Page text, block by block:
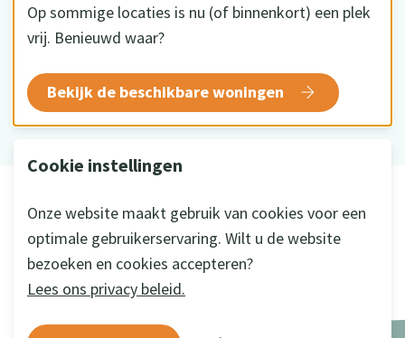
Op sommige locaties is nu (of binnenkort) een plek
vrij. Benieuwd waar?
Bekijk de beschikbare woningen
Cookie instellingen
Onze website maakt gebruik van cookies voor een
optimale gebruikerservaring. Wilt u de website
bezoeken en cookies accepteren?
Lees ons privacy beleid.
HKZ gecertificeerd
Disclaimer
Privacy
Cookie instellingen
Ontwikkeld doora&m impact